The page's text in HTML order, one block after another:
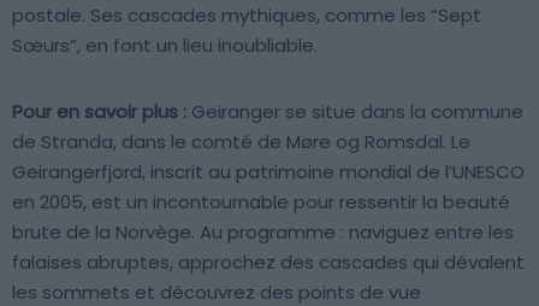
postale. Ses cascades mythiques, comme les “Sept
Sœurs”, en font un lieu inoubliable.
Pour en savoir plus : Geiranger se situe dans la commune
de Stranda, dans le comté de Møre og Romsdal. Le
Geirangerfjord, inscrit au patrimoine mondial de l’UNESCO
en 2005, est un incontournable pour ressentir la beauté
brute de la Norvège. Au programme : naviguez entre les
falaises abruptes, approchez des cascades qui dévalent
les sommets et découvrez des points de vue